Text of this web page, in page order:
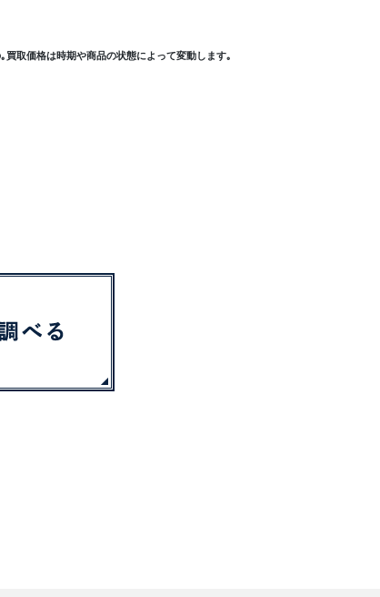
取価格は時期や商品の状態によって変動します｡